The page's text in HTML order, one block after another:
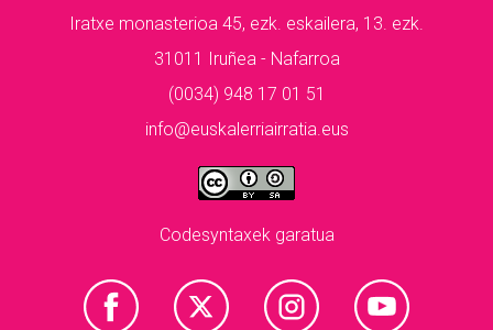
Iratxe monasterioa 45, ezk. eskailera, 13. ezk.
31011 Iruñea - Nafarroa
(0034) 948 17 01 51
info@euskalerriairratia.eus
Codesyntaxek garatua